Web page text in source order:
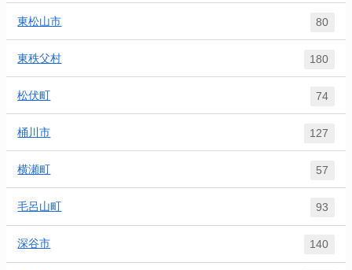
東松山市 80
東秩父村 180
松伏町 74
桶川市 127
横瀬町 57
毛呂山町 93
深谷市 140